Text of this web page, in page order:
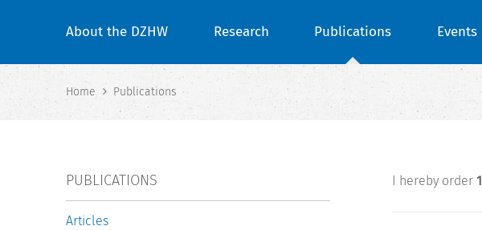
About the DZHW Research Publications Events
Home Publications
I hereby order 1
PUBLICATIONS
Articles